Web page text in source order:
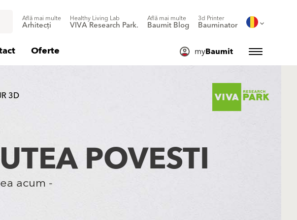
Află mai multe
Arhitecți
Healthy Living Lab
VIVA Research Park.
Află mai multe
Baumit Blog
3d Printer
Bauminator
Oferte myBaumit
POVESTI
acum -
3D